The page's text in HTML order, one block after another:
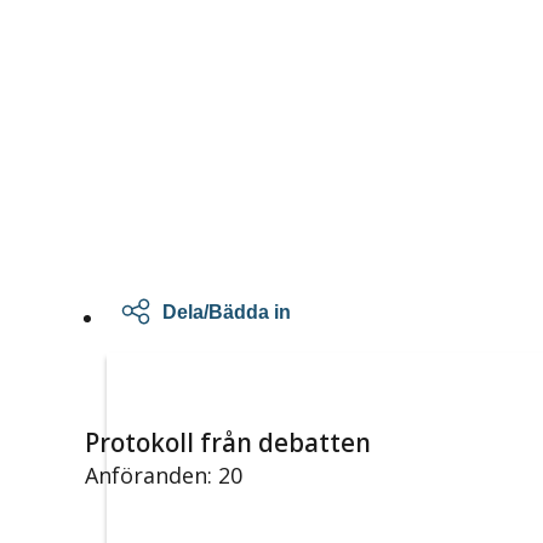
Dela/Bädda in
Protokoll från debatten
Anföranden: 20